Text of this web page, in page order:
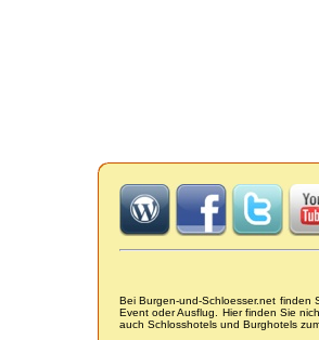
Bei Burgen-und-Schloesser.net finden
Event oder Ausflug. Hier finden Sie
auch Schlosshotels und Burghotels